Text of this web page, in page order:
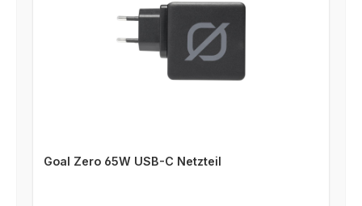
Goal Zero 65W USB-C Netzteil